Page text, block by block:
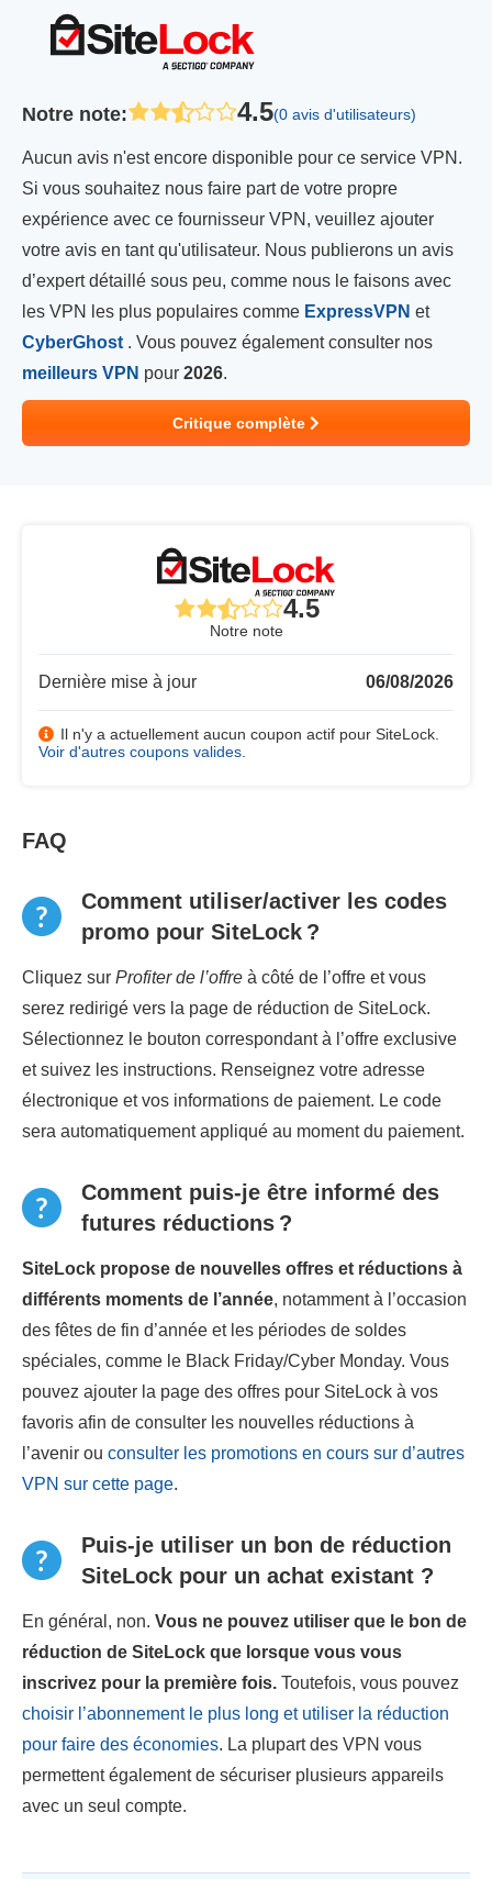
Notre note: 4.5(0 avis d'utilisateurs)
Aucun avis n'est encore disponible pour ce service VPN.
Si vous souhaitez nous faire part de votre propre
expérience avec ce fournisseur VPN, veuillez ajouter
votre avis en tant qu'utilisateur. Nous publierons un avis
d’expert détaillé sous peu, comme nous le faisons avec
les VPN les plus populaires comme ExpressVPN et
CyberGhost . Vous pouvez également consulter nos
meilleurs VPN pour 2026.
Critique complète
4.5
Notre note
Dernière mise à jour 06/08/2026
Il n'y a actuellement aucun coupon actif pour SiteLock.
Voir d'autres coupons valides
FAQ
Comment utiliser/activer les codes
promo pour SiteLock ?
Cliquez sur Profiter de l’offre à côté de l’offre et vous
serez redirigé vers la page de réduction de SiteLock.
Sélectionnez le bouton correspondant à l’offre exclusive
et suivez les instructions. Renseignez votre adresse
électronique et vos informations de paiement. Le code
sera automatiquement appliqué au moment du paiement.
Comment puis-je être informé des
futures réductions ?
SiteLock propose de nouvelles offres et réductions à
différents moments de l’année, notamment à l’occasion
des fêtes de fin d’année et les périodes de soldes
spéciales, comme le Black Friday/Cyber Monday. Vous
pouvez ajouter la page des offres pour SiteLock à vos
favoris afin de consulter les nouvelles réductions à
l’avenir ou consulter les promotions en cours sur d’autres
VPN sur cette page.
Puis-je utiliser un bon de réduction
SiteLock pour un achat existant ?
En général, non. Vous ne pouvez utiliser que le bon de
réduction de SiteLock que lorsque vous vous
inscrivez pour la première fois. Toutefois, vous pouvez
choisir l’abonnement le plus long et utiliser la réduction
pour faire des économies. La plupart des VPN vous
permettent également de sécuriser plusieurs appareils
avec un seul compte.